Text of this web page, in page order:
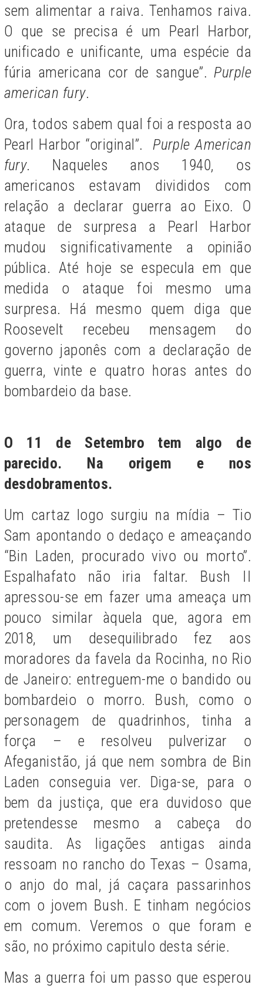
sem alimentar a raiva. Tenhamos raiva.
O que se precisa é um Pearl Harbor,
unificado e unificante, uma espécie da
fúria americana cor de sangue”. Purple
american fury.
Ora, todos sabem qual foi a resposta ao
Pearl Harbor “original”. Purple American
fury. Naqueles anos 1940, os
americanos estavam divididos com
relação a declarar guerra ao Eixo. O
ataque de surpresa a Pearl Harbor
mudou significativamente a opinião
pública. Até hoje se especula em que
medida o ataque foi mesmo uma
surpresa. Há mesmo quem diga que
Roosevelt recebeu mensagem do
governo japonês com a declaração de
guerra, vinte e quatro horas antes do
bombardeio da base.
O 11 de Setembro tem algo de
parecido. Na origem e nos
desdobramentos.
Um cartaz logo surgiu na mídia – Tio
Sam apontando o dedaço e ameaçando
“Bin Laden, procurado vivo ou morto”.
Espalhafato não iria faltar. Bush II
apressou-se em fazer uma ameaça um
pouco similar àquela que, agora em
2018, um desequilibrado fez aos
moradores da favela da Rocinha, no Rio
de Janeiro: entreguem-me o bandido ou
bombardeio o morro. Bush, como o
personagem de quadrinhos, tinha a
força – e resolveu pulverizar o
Afeganistão, já que nem sombra de Bin
Laden conseguia ver. Diga-se, para o
bem da justiça, que era duvidoso que
pretendesse mesmo a cabeça do
saudita. As ligações antigas ainda
ressoam no rancho do Texas – Osama,
o anjo do mal, já caçara passarinhos
com o jovem Bush. E tinham negócios
em comum. Veremos o que foram e
são, no próximo capitulo desta série.
Mas a guerra foi um passo que esperou